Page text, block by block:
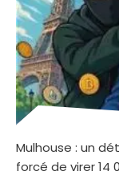
Mulhouse : un
forcé de virer 14